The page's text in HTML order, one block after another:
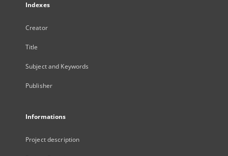
Indexes
Creator
Title
Subject and Keywords
Publisher
Informations
Project description